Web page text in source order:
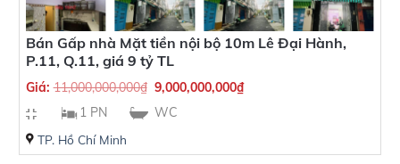
Bán Gấp nhà Mặt tiền nội bộ 10m Lê Đại Hành,
P.11, Q.11, giá 9 tỷ TL
Giá:11,000,000,000₫ 9,000,000,000₫
1 PN
WC
TP. Hồ Chí Minh